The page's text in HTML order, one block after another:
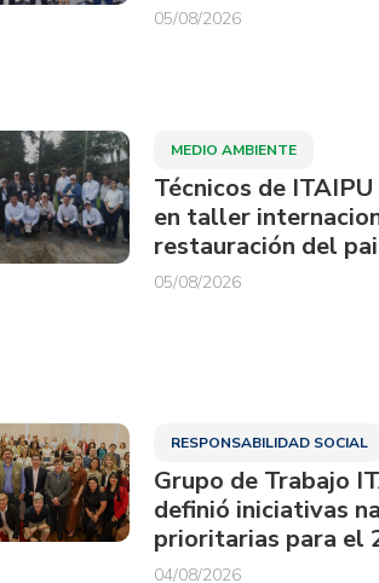
05/08/2026
MEDIO AMBIENTE
Técnicos de
en taller
restauración del
05/08/2026
RESPONSABILIDAD SOCIAL
Grupo de Trabajo
definió iniciativas
prioritarias para el
04/08/2026